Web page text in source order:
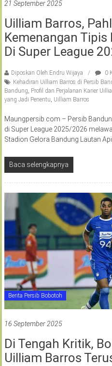
21 September 2025
Uilliam Barros,
Kemenangan Tipis
Di Super League
Diposkan Oleh:Endru Wijaya
0
Kehadiran Uilliam Barros di Persib
Bandung Profil dan Perjalanan Karier
yang Jadi Penentu Uilliam Barros
Maungpersib.com – Persib
di Super League 2025/2026
Stadion Gelora Bandung Lautan
Baca selengkapnya
Berita Persib Bobotoh
16 September 2025
Di Tengah Kritik,
Uilliam Barros